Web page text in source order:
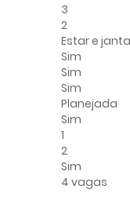
3
2
Estar e
Sim
Sim
Sim
Planejada
Sim
1
2
Sim
4 vagas